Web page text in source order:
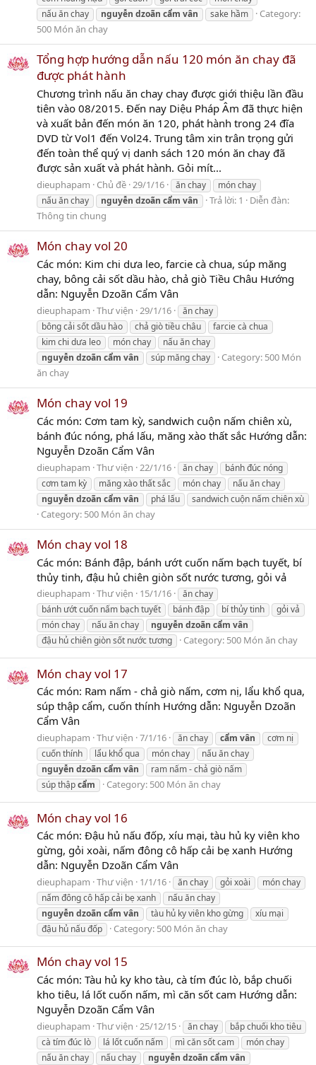
nấu ăn chay
nguyễn dzoãn cẩm vân sake hầm
Category:
500 Món ăn chay
Tổng hợp hướng dẫn nấu 120 món ăn chay đã
được phát hành
Chương trình nấu ăn chay chay được giới thiệu lần đầu
tiên vào 08/2015. Đến nay Diệu Pháp Âm đã thực hiện
và xuất bản đến món ăn 120, phát hành trong 24 đĩa
DVD từ Vol1 đến Vol24. Trung tâm xin trân trọng gửi
đến toàn thể quý vị danh sách 120 món ăn chay đã
được sản xuất và phát hành. Gỏi mít...
dieuphapam Chủ đề 29/1/16 ăn chay
món chay
nấu ăn chay
nguyễn dzoãn cẩm vân Trả lời: 1
Diễn đàn:
Thông tin chung
Món chay vol 20
Các món: Kim chi dưa leo, farcie cà chua, súp măng
chay, bông cải sốt dầu hào, chả giò Tiều Châu Hướng
dẫn: Nguyễn Dzoãn Cẩm Vân
dieuphapam Thư viện 29/1/16
ăn chay
bông cải sốt dầu hào
chả giò tiều châu
farcie cà chua
kim chi dưa leo
món chay
nấu ăn chay
nguyễn dzoãn cẩm vân súp măng chay Category: 500 Món
ăn chay
Món chay vol 19
Các món: Cơm tam kỳ, sandwich cuộn nấm chiên xù,
bánh đúc nóng, phá lấu, măng xào thất sắc Hướng dẫn:
Nguyễn Dzoãn Cẩm Vân
dieuphapam Thư viện 22/1/16 ăn chay
bánh đúc nóng
cơm tam kỳ
măng xào thất sắc món chay
nấu ăn chay
nguyễn dzoãn cẩm vân phá lấu sandwich cuộn nấm chiên xù
Category: 500 Món ăn chay
Món chay vol 18
Các món: Bánh đập, bánh ướt cuốn nấm bạch tuyết, bí
thủy tinh, đậu hủ chiên giòn sốt nước tương, gỏi vả
dieuphapam Thư viện 15/1/16
ăn chay
bánh ướt cuốn nấm bạch tuyết
bánh đập bí thủy tinh
gỏi vả
món chay
nấu ăn chay nguyễn dzoãn cẩm vân
đậu hủ chiên giòn sốt nước tương
Category: 500 Món ăn chay
Món chay vol 17
Các món: Ram nấm - chả giò nấm, cơm nị, lẩu khổ qua,
súp thập cẩm, cuốn thính Hướng dẫn: Nguyễn Dzoãn
Cẩm Vân
dieuphapam Thư viện 7/1/16 ăn chay cẩm vân
cơm nị
cuốn thính
lẩu khổ qua món chay
nấu ăn chay
nguyễn dzoãn cẩm vân
ram nấm - chả giò nấm
súp thậpcẩm Category: 500 Món ăn chay
Món chay vol 16
Các món: Đậu hủ nấu đốp, xíu mại, tàu hủ ky viên kho
gừng, gỏi xoài, nấm đông cô hấp cải bẹ xanh Hướng
dẫn: Nguyễn Dzoãn Cẩm Vân
dieuphapam Thư viện 1/1/16 ăn chay gỏi xoài
món chay
nấm đông cô hấp cải bẹ xanh
nấu ăn chay
nguyễn dzoãn cẩm vân tàu hủ ky viên kho gừng
xíu mại
đậu hủ nấu đốp
Category: 500 Món ăn chay
Món chay vol 15
Các món: Tàu hủ ky kho tàu, cà tím đúc lò, bắp chuối
kho tiêu, lá lốt cuốn nấm, mì căn sốt cam Hướng dẫn:
Nguyễn Dzoãn Cẩm Vân
dieuphapam Thư viện 25/12/15 ăn chay
bắp chuối kho tiêu
cà tím đúc lò
lá lốt cuốn nấm mì căn sốt cam
món chay
nấu ăn chay
nấu chay nguyễn dzoãn cẩm vân